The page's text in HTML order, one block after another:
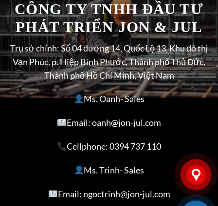
CÔNG TY TNHH ĐẦU TƯ
PHÁT TRIỂN JON & JUL
Trụ sở chính: Số 04 đường 14, Quốc Lộ 13, Khu đô thị
Vạn Phúc, p. Hiệp Bình Phước, Thành phố Thủ Đức,
Thành phố Hồ Chí Minh, Việt Nam
Ms. Oanh- Sales
Email: oanh@jon-jul.com
Cellphone:0394 737 110
Ms. Trinh- Sales
Email: ngoctrinh@jon-jul.com